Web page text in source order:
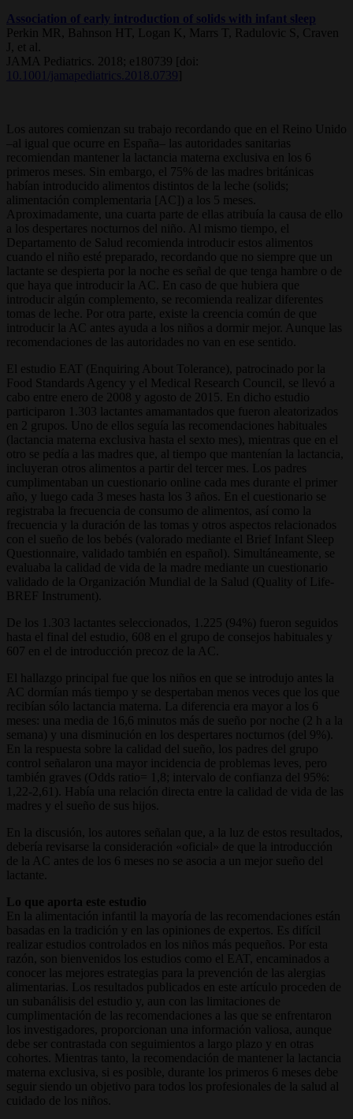
Association of early introduction of solids with infant sleep
Perkin MR, Bahnson HT, Logan K, Marrs T, Radulovic S, Craven
J, et al.
JAMA Pediatrics. 2018; e180739 [doi:
10.1001/jamapediatrics.2018.0739 ]
Los autores comienzan su trabajo recordando que en el Reino Unido
–al igual que ocurre en España– las autoridades sanitarias
recomiendan mantener la lactancia materna exclusiva en los 6
primeros meses. Sin embargo, el 75% de las madres británicas
habían introducido alimentos distintos de la leche (solids;
alimentación complementaria [AC]) a los 5 meses.
Aproximadamente, una cuarta parte de ellas atribuía la causa de ello
a los despertares nocturnos del niño. Al mismo tiempo, el
Departamento de Salud recomienda introducir estos alimentos
cuando el niño esté preparado, recordando que no siempre que un
lactante se despierta por la noche es señal de que tenga hambre o de
que haya que introducir la AC. En caso de que hubiera que
introducir algún complemento, se recomienda realizar diferentes
tomas de leche. Por otra parte, existe la creencia común de que
introducir la AC antes ayuda a los niños a dormir mejor. Aunque las
recomendaciones de las autoridades no van en ese sentido.
El estudio EAT (Enquiring About Tolerance), patrocinado por la
Food Standards Agency y el Medical Research Council, se llevó a
cabo entre enero de 2008 y agosto de 2015. En dicho estudio
participaron 1.303 lactantes amamantados que fueron aleatorizados
en 2 grupos. Uno de ellos seguía las recomendaciones habituales
(lactancia materna exclusiva hasta el sexto mes), mientras que en el
otro se pedía a las madres que, al tiempo que mantenían la lactancia,
incluyeran otros alimentos a partir del tercer mes. Los padres
cumplimentaban un cuestionario online cada mes durante el primer
año, y luego cada 3 meses hasta los 3 años. En el cuestionario se
registraba la frecuencia de consumo de alimentos, así como la
frecuencia y la duración de las tomas y otros aspectos relacionados
con el sueño de los bebés (valorado mediante el Brief Infant Sleep
Questionnaire, validado también en español). Simultáneamente, se
evaluaba la calidad de vida de la madre mediante un cuestionario
validado de la Organización Mundial de la Salud (Quality of Life-
BREF Instrument).
De los 1.303 lactantes seleccionados, 1.225 (94%) fueron seguidos
hasta el final del estudio, 608 en el grupo de consejos habituales y
607 en el de introducción precoz de la AC.
El hallazgo principal fue que los niños en que se introdujo antes la
AC dormían más tiempo y se despertaban menos veces que los que
recibían sólo lactancia materna. La diferencia era mayor a los 6
meses: una media de 16,6 minutos más de sueño por noche (2 h a la
semana) y una disminución en los despertares nocturnos (del 9%).
En la respuesta sobre la calidad del sueño, los padres del grupo
control señalaron una mayor incidencia de problemas leves, pero
también graves (Odds ratio= 1,8; intervalo de confianza del 95%:
1,22-2,61). Había una relación directa entre la calidad de vida de las
madres y el sueño de sus hijos.
En la discusión, los autores señalan que, a la luz de estos resultados,
debería revisarse la consideración «oficial» de que la introducción
de la AC antes de los 6 meses no se asocia a un mejor sueño del
lactante.
Lo que aporta este estudio
En la alimentación infantil la mayoría de las recomendaciones están
basadas en la tradición y en las opiniones de expertos. Es difícil
realizar estudios controlados en los niños más pequeños. Por esta
razón, son bienvenidos los estudios como el EAT, encaminados a
conocer las mejores estrategias para la prevención de las alergias
alimentarias. Los resultados publicados en este artículo proceden de
un subanálisis del estudio y, aun con las limitaciones de
cumplimentación de las recomendaciones a las que se enfrentaron
los investigadores, proporcionan una información valiosa, aunque
debe ser contrastada con seguimientos a largo plazo y en otras
cohortes. Mientras tanto, la recomendación de mantener la lactancia
materna exclusiva, si es posible, durante los primeros 6 meses debe
seguir siendo un objetivo para todos los profesionales de la salud al
cuidado de los niños.